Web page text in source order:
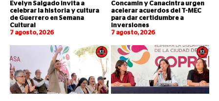
Evelyn Salgado invita a
celebrar la historia y cultura
de Guerrero en Semana
Cultural
7 agosto, 2026
Concamin y Canacintra urgen
acelerar acuerdos del T-MEC
para dar certidumbre a
inversiones
7 agosto, 2026